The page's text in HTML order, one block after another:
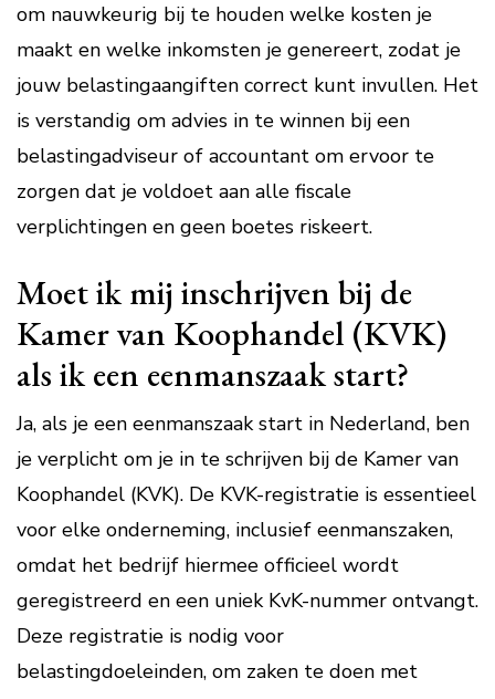
om nauwkeurig bij te houden welke kosten je
maakt en welke inkomsten je genereert, zodat je
jouw belastingaangiften correct kunt invullen. Het
is verstandig om advies in te winnen bij een
belastingadviseur of accountant om ervoor te
zorgen dat je voldoet aan alle fiscale
verplichtingen en geen boetes riskeert.
Moet ik mij inschrijven bij de
Kamer van Koophandel (KVK)
als ik een eenmanszaak start?
Ja, als je een eenmanszaak start in Nederland, ben
je verplicht om je in te schrijven bij de Kamer van
Koophandel (KVK). De KVK-registratie is essentieel
voor elke onderneming, inclusief eenmanszaken,
omdat het bedrijf hiermee officieel wordt
geregistreerd en een uniek KvK-nummer ontvangt.
Deze registratie is nodig voor
belastingdoeleinden, om zaken te doen met